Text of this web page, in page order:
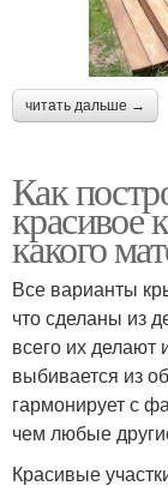
читать дальше →
Как
красивое
какого
Все варианты
что сделаны из
всего их
выбивается из
гармонирует с
чем любые
Красивые